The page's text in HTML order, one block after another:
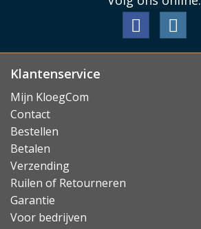
Klantenservice
Mijn KloegCom
Contact
Bestellen
Betalen
Verzending
Ruilen of Retourneren
Garantie
Voor bedrijven